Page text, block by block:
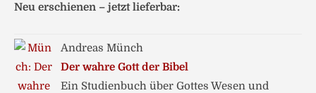
Neu erschienen – jetzt lieferbar:
Andreas Münch
Der wahre Gott der Bibel
Ein Studienbuch über Gottes Wesen und